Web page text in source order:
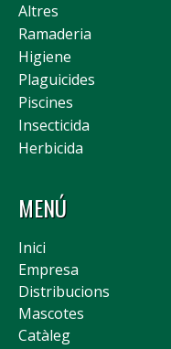
Altres
Ramaderia
Higiene
Plaguicides
Piscines
Insecticida
Herbicida
MENÚ
Inici
Empresa
Distribucions
Mascotes
Catàleg